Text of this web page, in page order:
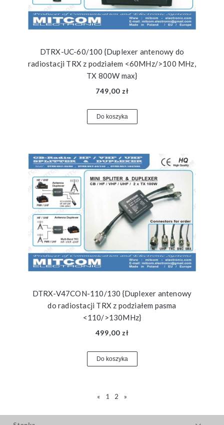
DTRX-UC-60/100 {Duplexer antenowy do
radiostacji TRX z podziałem <60MHz/>100 MHz,
TX 800W max}
749,00 zł
Do koszyka
DTRX-V47CON-110/130 {Duplexer antenowy
do radiostacji TRX z podziałem pasma
<110/>130MHz}
499,00 zł
Do koszyka
« 1 2 »